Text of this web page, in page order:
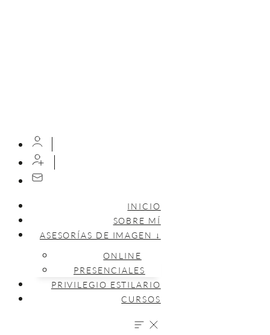
INICIO
SOBRE MÍ
ASESORÍAS DE IMAGEN ↓
ONLINE
PRESENCIALES
PRIVILEGIO ESTILARIO
CURSOS